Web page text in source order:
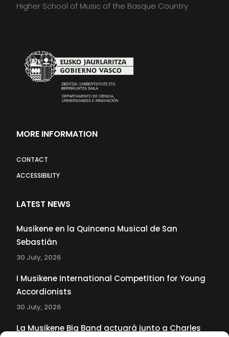
Higher School of Music of the Basque Country
MORE INFORMATION
CONTACT
ACCESSIBILITY
LATEST NEWS
Musikene en la Quincena Musical de San
Sebastián
30 July, 2026
I Musikene International Competition for Young
Accordionists
30 July, 2026
La Musikene Big Band actuará junto a Charles